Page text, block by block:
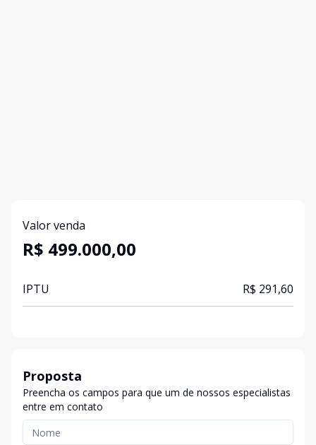
Valor venda
R$ 499.000,00
IPTU R$ 291,60
Proposta
Preencha os campos para que um de nossos especialistas
entre em contato